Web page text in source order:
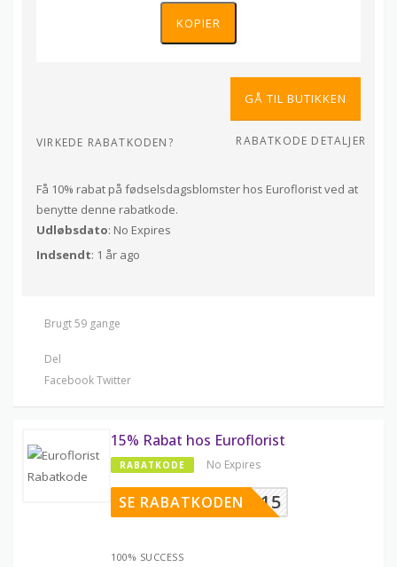
KOPIER
GÅ TIL BUTIKKEN
VIRKEDE RABATKODEN? RABATKODE DETALJER
Få 10% rabat på fødselsdagsblomster hos Euroflorist ved at
benytte denne rabatkode.
Udløbsdato: No Expires
Indsendt: 1 år ago
Brugt 59 gange
Del
FacebookTwitter
15% Rabat hos Euroflorist
RABATKODE No Expires
GLÆDE15
SE RABATKODEN
100% SUCCESS